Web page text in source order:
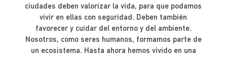
ciudades deben valorizar la vida, para que podamos
vivir en ellas con seguridad. Deben también
favorecer y cuidar del entorno y del ambiente.
Nosotros, como seres humanos, formamos parte de
un ecosistema. Hasta ahora hemos vivido en una